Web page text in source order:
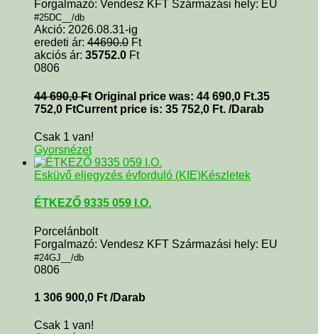
Forgalmazó: Vendesz KFT Származási hely: EU
#25DC__/db
Akció: 2026.08.31-ig
eredeti ár: 44690.0 Ft
akciós ár: 35752.0 Ft
0806
44 690,0Ft Original price was: 44 690,0 Ft.35
752,0 FtCurrent price is: 35 752,0 Ft. /Darab
Csak 1 van!
Gyorsnézet
Esküvő eljegyzés évforduló (KIE)Készletek
ÉTKEZŐ 9335 059 I.O.
Porcelánbolt
Forgalmazó: Vendesz KFT Származási hely: EU
#24GJ__/db
0806
1 306 900,0 Ft /Darab
Csak 1 van!